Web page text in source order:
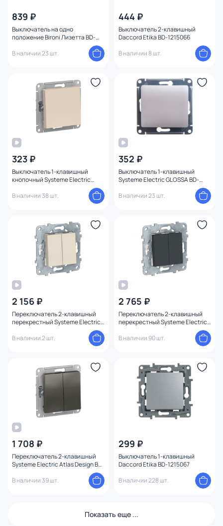
839 ₽
Выключатель на одно
положение Bironi Лизетта BD-
В наличии 23 шт.
444 ₽
Выключатель 2-клавишный
Daccord Etika BD-1215066
В наличии 8 шт.
323 ₽
Выключатель 1-клавишный
кнопочный Systeme Electric
В наличии 38 шт.
352 ₽
Выключатель 1-клавишный
Systeme Electric GLOSSA BD-
В наличии 23 шт.
2 156 ₽
Переключатель 2-клавишный
перекрестный Systeme Electric
В наличии 2 шт.
2 765 ₽
Переключатель 2-клавишный
перекрестный Systeme Electric
В наличии 90 шт.
1 708 ₽
Переключатель 2-клавишный
Systeme Electric Atlas Design BD-
В наличии 39 шт.
299 ₽
Выключатель 1-клавишный
Daccord Etika BD-1215067
В наличии 228 шт.
Показать еще ...